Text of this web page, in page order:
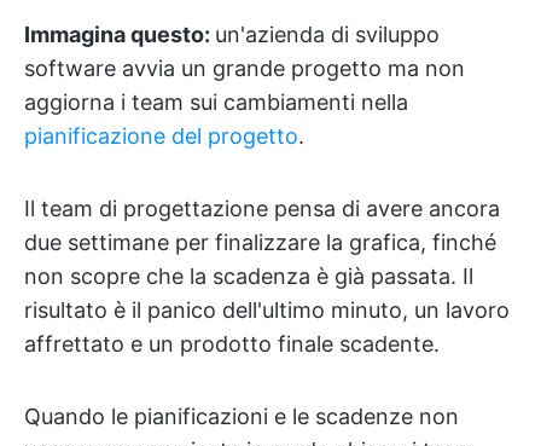
Immagina questo: un'azienda di sviluppo
software avvia un grande progetto ma non
aggiorna i team sui cambiamenti nella
pianificazione del progetto.
Il team di progettazione pensa di avere ancora
due settimane per finalizzare la grafica, finché
non scopre che la scadenza è già passata. Il
risultato è il panico dell'ultimo minuto, un lavoro
affrettato e un prodotto finale scadente.
Quando le pianificazioni e le scadenze non